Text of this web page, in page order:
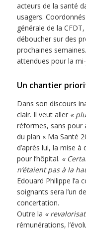
acteurs de la santé
usagers.
générale de la
déboucher sur des
prochaines
attendues pour la
Un chantier
Dans son discours
clair. Il veut aller «
réformes, sans pour
du plan « Ma Santé
d’après lui, la mise
pour l’hôpital. «
n’étaient pas à la
Edouard Philippe l’a
soignants sera l’un
concertation.
Outre la «
rémunérations,